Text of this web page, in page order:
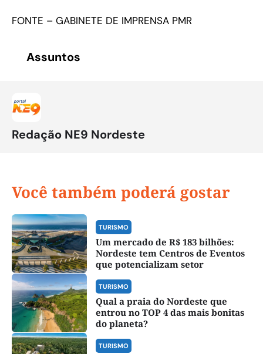
FONTE – GABINETE DE IMPRENSA PMR
Assuntos
Redação NE9 Nordeste
Você também poderá gostar
TURISMO
Um mercado de R$ 183 bilhões:
Nordeste tem Centros de Eventos
que potencializam setor
TURISMO
Qual a praia do Nordeste que
entrou no TOP 4 das mais bonitas
do planeta?
TURISMO